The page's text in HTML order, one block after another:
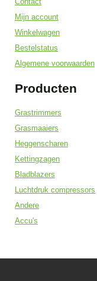
Mijn account
Winkelwagen
Bestelstatus
Algemene voorwaarden
Producten
Grastrimmers
Grasmaaiers
Heggenscharen
Kettingzagen
Bladblazers
Luchtdruk compressors
Andere
Accu's